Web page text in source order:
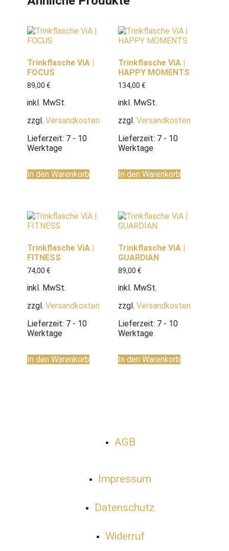
Trinkflasche ViA |
FOCUS
89,00 €
inkl. MwSt.
zzgl. Versandkosten
Lieferzeit: 7 - 10
Werktage
In den Warenkorb
Trinkflasche ViA |
HAPPY MOMENTS
134,00 €
inkl. MwSt.
zzgl. Versandkosten
Lieferzeit: 7 - 10
Werktage
In den Warenkorb
Trinkflasche ViA |
FITNESS
74,00 €
inkl. MwSt.
zzgl. Versandkosten
Lieferzeit: 7 - 10
Werktage
In den Warenkorb
Trinkflasche ViA |
GUARDIAN
89,00 €
inkl. MwSt.
zzgl. Versandkosten
Lieferzeit: 7 - 10
Werktage
In den Warenkorb
AGB
Impressum
Datenschutz
Widerruf